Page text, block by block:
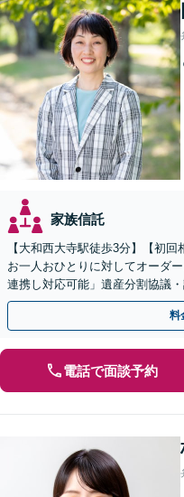
家族信託
【大和西大寺駅徒歩3分】【初
お一人おひとりに対してオーダ
連携し対応可能」遺産分割協議
成／相続放棄など【土曜・夜間
料
電話で面談予約